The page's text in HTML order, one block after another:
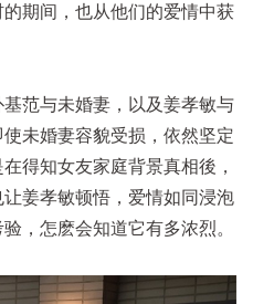
期间，也从他们的爱情中获
范与未婚妻，以及姜孝敏与
未婚妻容貌受损，依然坚定
得知女友家庭背景真相後，
姜孝敏顿悟，爱情如同浸泡
，怎麽会知道它有多浓烈。